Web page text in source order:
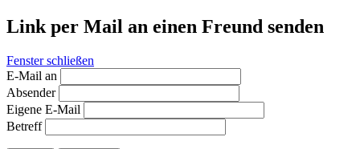
Link per Mail an einen Freund senden
Fenster schließen
E-Mail an
Absender
Eigene E-Mail
Betreff